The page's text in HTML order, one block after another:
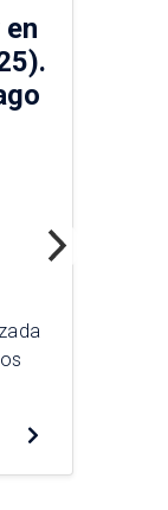
[…]